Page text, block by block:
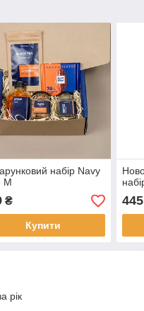
набір Navy
M
₴
Купити
445
рік